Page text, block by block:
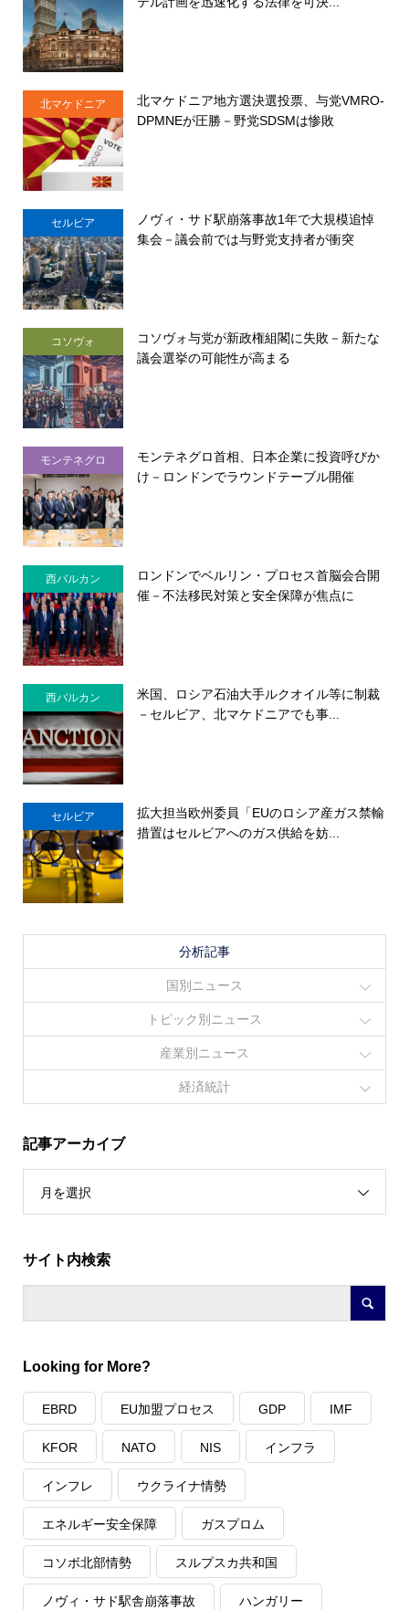
北マケドニア
北マケドニア地方選決選投票、与党VMRO-
DPMNEが圧勝－野党SDSMは惨敗
セルビア
ノヴィ・サド駅崩落事故1年で大規模追悼
集会－議会前では与野党支持者が衝突
コソヴォ
コソヴォ与党が新政権組閣に失敗－新たな
議会選挙の可能性が高まる
モンテネグロ
モンテネグロ首相、日本企業に投資呼びか
け－ロンドンでラウンドテーブル開催
西バルカン
ロンドンでベルリン・プロセス首脳会合開
催－不法移民対策と安全保障が焦点に
西バルカン
米国、ロシア石油大手ルクオイル等に制裁
－セルビア、北マケドニアでも事...
セルビア
拡大担当欧州委員「EUのロシア産ガス禁輸
措置はセルビアへのガス供給を妨...
分析記事
国別ニュース
トピック別ニュース
産業別ニュース
経済統計
記事アーカイブ
月を選択
サイト内検索
Looking for More?
EBRD EU加盟プロセス GDP IMF
KFOR NATO NIS インフラ
インフレ ウクライナ情勢
エネルギー安全保障 ガスプロム
コソボ北部情勢 スルプスカ共和国
ノヴィ・サド駅舎崩落事故 ハンガリー